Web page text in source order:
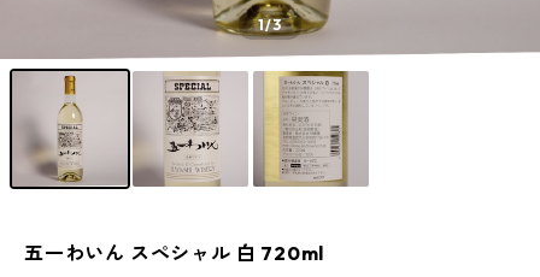
1/3
五一わいん スペシャル 白 720ml